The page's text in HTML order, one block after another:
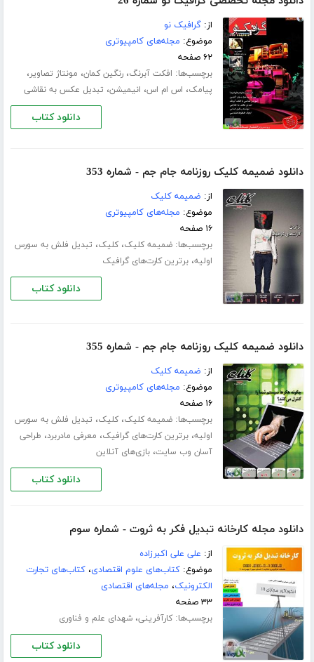
از:گرافیک نو
موضوع: مجله‌های کامپیوتری
۶۲ صفحه
برچسب‌ها: افکت آبرنگ،رنگین کمان، مونتاژ تصاویر،
پیامک، اس ام اس، انیمیشن، تبدیل عکس به نقاشی
دانلود کتاب
دانلود ضمیمه کلیک روزنامه جام جم - شماره 353
از: ضمیمه کلیک
موضوع: مجله‌های کامپیوتری
۱۶ صفحه
برچسب‌ها:ضمیمه کلیک،کلیک، تبدیل فلش به سورس
اولیه،برترین کارت‌های گرافیک
دانلود کتاب
دانلود ضمیمه کلیک روزنامه جام جم - شماره 355
از: ضمیمه کلیک
موضوع: مجله‌های کامپیوتری
۱۶ صفحه
برچسب‌ها:ضمیمه کلیک،کلیک، تبدیل فلش به سورس
اولیه،برترین کارت‌های گرافیک، معرفی مادربرد، طراحی
آسان وب سایت،بازی‌های آنلاین
دانلود کتاب
دانلود مجله کارخانه تبدیل فکر به ثروت - شماره سوم
از: علی علی اکبرزاده
موضوع:کتاب‌های علوم اقتصادی،کتاب‌های تجارت
الکترونیک، مجله‌های اقتصادی
۳۳ صفحه
برچسب‌ها:کارآفرینی،شهدای علم و فناوری
دانلود کتاب